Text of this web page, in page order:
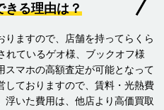
きる理由は？
ますので、店舗を持ってらくら
れているゲオ様、ブックオフ様
スマホの高額査定が可能となって
しておりますので、賃料・光熱費
浮いた費用は、他店より高価買取